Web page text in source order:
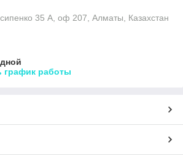
35 А, оф 207, Алматы, Казахстан
график работы